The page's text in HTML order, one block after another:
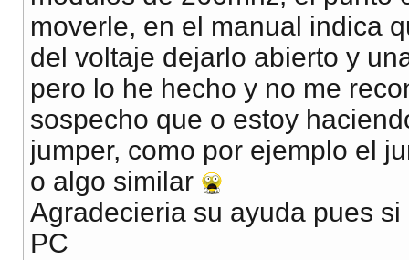
moverle, en el manual indica
del voltaje dejarlo abierto y
pero lo he hecho y no me
sospecho que o estoy
jumper, como por ejemplo el
o algo similar
Agradecieria su ayuda pues
PC